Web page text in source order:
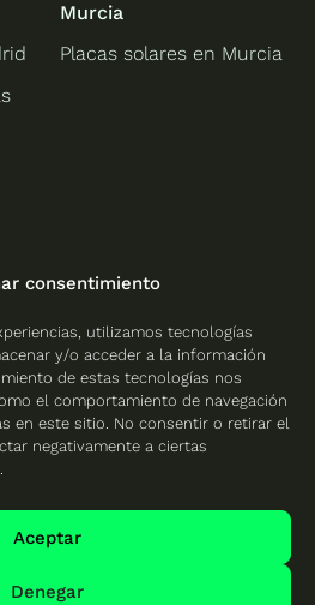
consentimiento
utilizamos tecnologías
y/o acceder a la información
de estas tecnologías nos
el comportamiento de navegación
en este sitio. No consentir o retirar el
negativamente a ciertas
Aceptar
Denegar
Murcia
Placas solares en Murcia